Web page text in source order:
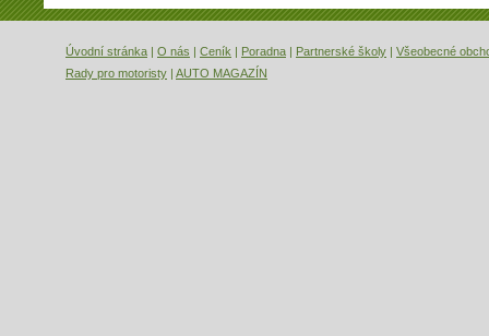
Úvodní stránka | O nás | Ceník | Poradna | Partnerské školy | Všeobecné
Rady pro motoristy | AUTO MAGAZÍN